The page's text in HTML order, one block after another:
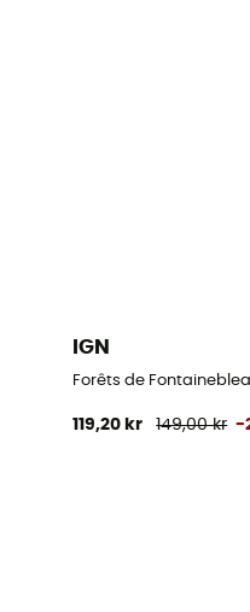
IGN
Forêts de
119,20 kr 149,00 kr -